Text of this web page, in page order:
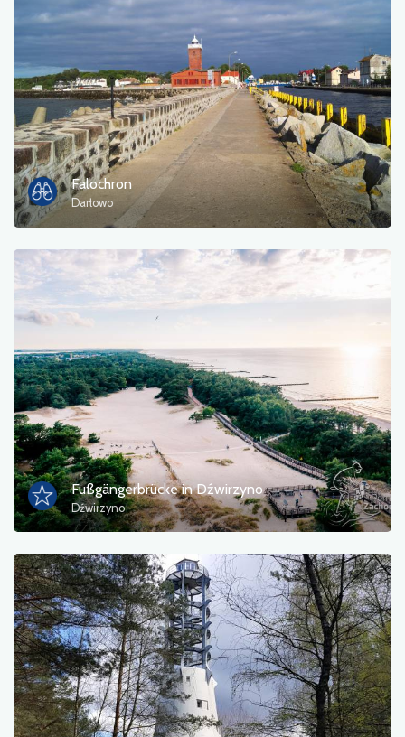
Falochron
Darłowo
Fußgängerbrücke in Dźwirzyno
Dźwirzyno
Fotos
Sonstiges
sortieren nach
OK